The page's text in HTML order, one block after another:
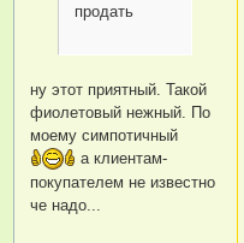
продать
ну этот приятный. Такой
фиолетовый нежный. По
моему симпотичный
а клиентам-
покупателем не известно
че надо...